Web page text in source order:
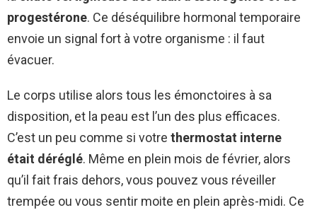
progestérone. Ce déséquilibre hormonal temporaire
envoie un signal fort à votre organisme : il faut
évacuer.
Le corps utilise alors tous les émonctoires à sa
disposition, et la peau est l’un des plus efficaces.
C’est un peu comme si votre thermostat interne
était déréglé. Même en plein mois de février, alors
qu’il fait frais dehors, vous pouvez vous réveiller
trempée ou vous sentir moite en plein après-midi. Ce